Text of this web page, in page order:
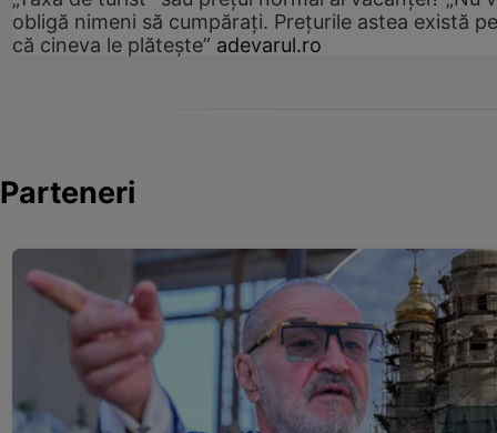
obligă nimeni să cumpărați. Prețurile astea există
că cineva le plătește” adevarul.ro
Parteneri